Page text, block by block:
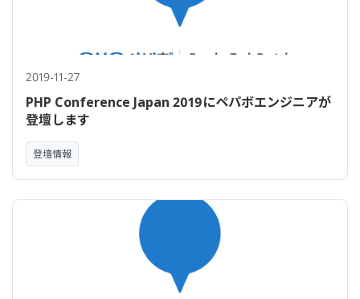
2019-11-27
PHP Conference Japan 2019にペパボエンジニアが
登壇します
登壇情報